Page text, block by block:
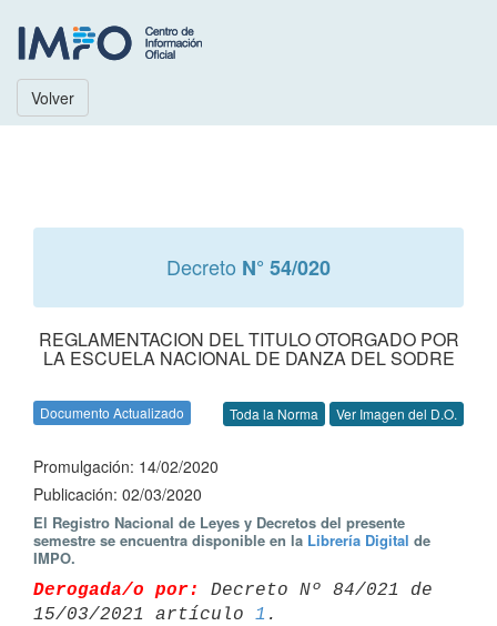
Volver
Decreto N° 54/020
REGLAMENTACION DEL TITULO OTORGADO POR
LA ESCUELA NACIONAL DE DANZA DEL SODRE
Documento Actualizado Toda la Norma Ver Imagen del D.O.
Promulgación: 14/02/2020
Publicación: 02/03/2020
El Registro Nacional de Leyes y Decretos del presente
semestre se encuentra disponible en la Librería Digital de
IMPO.
Derogada/o por:
Decreto Nº 84/021 de
15/03/2021 artículo 1